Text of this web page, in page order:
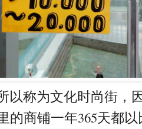
以称为文化时尚街，
的商铺一年365天都